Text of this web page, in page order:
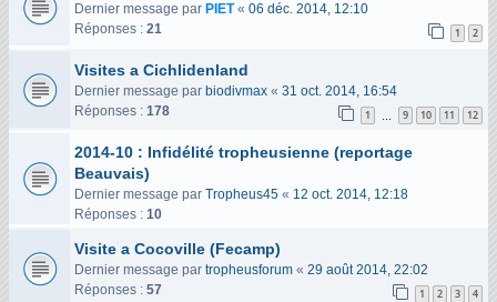
Dernier message par PIET« 06 déc. 2014, 12:10
Réponses : 21 1 2
Visites a Cichlidenland
Dernier message par biodivmax « 31 oct. 2014, 16:54
Réponses : 178 1 9 10 11 12
2014-10 : Infidélité tropheusienne (reportage
Beauvais)
Dernier message par Tropheus45 « 12 oct. 2014, 12:18
Réponses : 10
Visite a Cocoville (Fecamp)
Dernier message par tropheusforum « 29 août 2014, 22:02
Réponses : 57 1 2 3 4